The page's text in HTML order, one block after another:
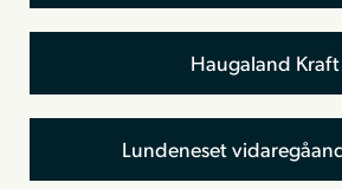
Haugaland Kraft
Lundeneset